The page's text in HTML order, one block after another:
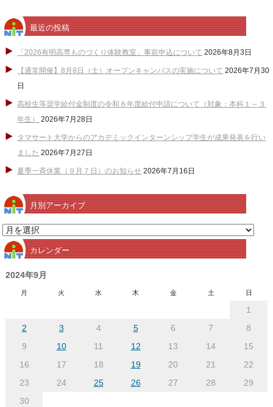
最近の投稿
「2026有明高専ものづくり体験教室」事前申込について 2026年8月3日
【通常開催】8月8日（土）オープンキャンパスの実施について 2026年7月30
日
高校生等奨学給付金制度の令和８年度給付申請について（対象：本科１～３
年生）
2026年7月28日
タマサート大学からのアカデミックインターンシップ学生が成果発表を行い
ました 2026年7月27日
夏季一斉休業（９月７日）のお知らせ 2026年7月16日
月別アーカイブ
月
別
ア
ー
カレンダー
2024年9月
月 火 水 木 金 土 日
1
2
3 4 5 6 7
8
9
10 11 12 13 14
15
16
17 18 19 20 21
22
23
24 25 26 27 28
29
30